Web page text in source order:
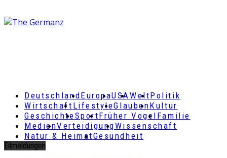
DeutschlandEuropaUSAWeltPolitik
Wirtschaft LifestyleGlaubenKultur
GeschichteSportFrüher Vogel Familie
MedienVerteidigungWissenschaft
Natur & HeimatGesundheit
Eilmeldungen